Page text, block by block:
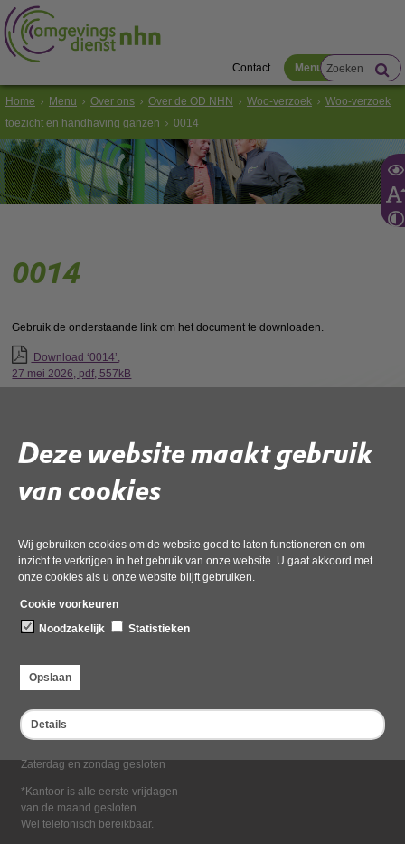
Deze website maakt gebruik
van cookies
Wij gebruiken cookies om de website goed te laten functioneren en om
inzicht te verkrijgen in het gebruik van onze website. U gaat akkoord met
onze cookies als u onze website blijft gebruiken.
Cookie voorkeuren
Noodzakelijk
Statistieken
Opslaan
Details
Contact Menu
Home Menu Over ons Over de OD NHN Woo-verzoek
Woo-verzoek
toezicht en handhaving ganzen
0014
0014
Gebruik de onderstaande link om het document te downloaden.
Download ‘0014’,
27 mei 2026, pdf, 557kB
Bezoekadres
Dampten 2, 1624 NR Hoorn
Postbus 2095, 1620 EB Hoorn
Openingstijden kantoor
Maandag tot en met vrijdag*
van 08:00 tot 16:30
Zaterdag en zondag gesloten
*Kantoor is alle eerste vrijdagen
van de maand gesloten.
Wel telefonisch bereikbaar.